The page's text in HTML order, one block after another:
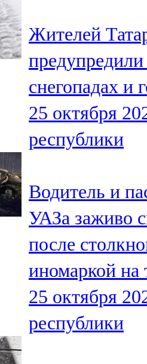
Мамадыш
106,2 FM
Минзәлә
107,3 FM
Мөслим
Нурлат
104,7 FM
Олы Әтнә
71,42 FM
Сарман
107,8 FM
Жителей
предупредили
снегопадах и
25 октября
республики
Водитель и
УАЗа заживо
после
иномаркой на
25 октября
республики